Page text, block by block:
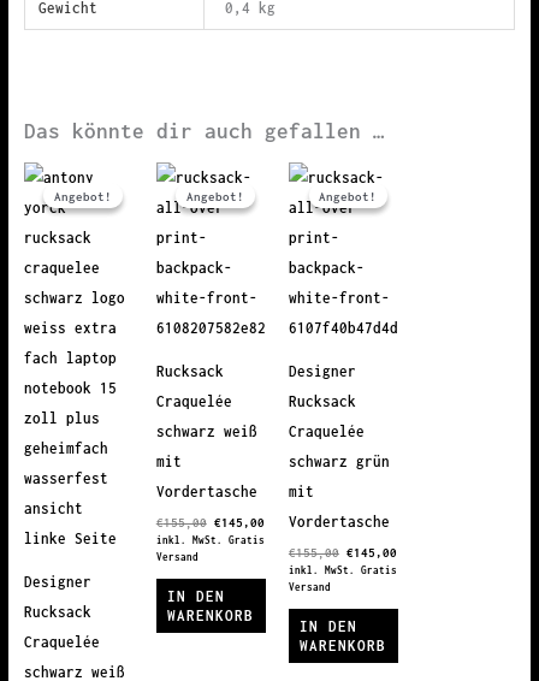
Gewicht 0,4 kg
Das könnte dir auch gefallen …
Angebot!
Angebot!
Designer
Rucksack
Craquelée
schwarz weiß
Angebot!
Angebot!
Rucksack
Craquelée
schwarz weiß
mit
Vordertasche
€155,00 Ursprünglicher
Preis
€145,00Aktueller
Preis
ist:
€145,00.
inkl. MwSt. Gratis
Versand
IN DEN
WARENKORB
Angebot!
Angebot!
Designer
Rucksack
Craquelée
schwarz grün
mit
Vordertasche
€155,00 Ursprünglicher
Preis
€145,00Aktueller
Preis
inkl. MwSt. Gratis
Versand
IN DEN
WARENKORB